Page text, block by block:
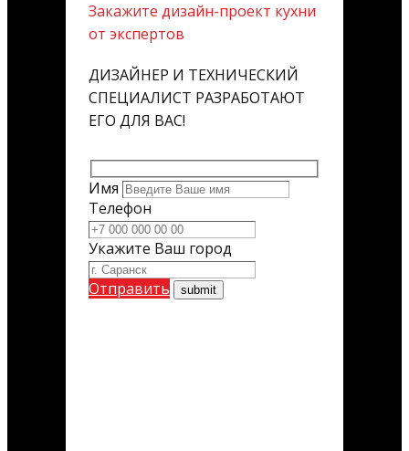
Закажите дизайн-проект кухни
от экспертов
ДИЗАЙНЕР И ТЕХНИЧЕСКИЙ
СПЕЦИАЛИСТ РАЗРАБОТАЮТ
ЕГО ДЛЯ ВАС!
Имя
Телефон
Укажите Ваш город
Отправить